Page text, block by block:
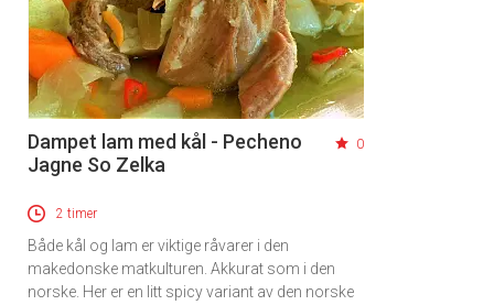
Dampet lam med kål - Pecheno
Jagne So Zelka
0
2 timer
Både kål og lam er viktige råvarer i den
makedonske matkulturen. Akkurat som i den
norske. Her er en litt spicy variant av den norske